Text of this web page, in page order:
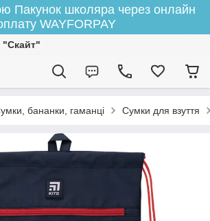
Пакунок школяра через онлайн
WAYFORPAY
"Скайт"
бананки, гаманці Сумки для взуття